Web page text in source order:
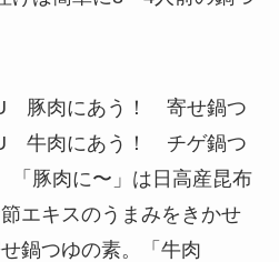
豚肉にあう！ 寄せ鍋つ
牛肉にあう！ チゲ鍋つ
「豚肉に〜」は日高産昆布
エキスのうまみをきかせ
鍋つゆの素。「牛肉